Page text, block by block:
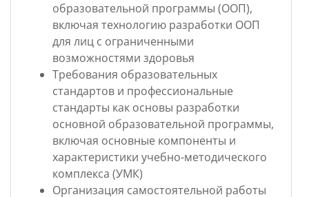
образовательной программы (ООП),
включая технологию разработки ООП
для лиц с ограниченными
возможностями здоровья
Требования образовательных
стандартов и профессиональные
стандарты как основы разработки
основной образовательной программы,
включая основные компоненты и
характеристики учебно-методического
комплекса (УМК)
Организация самостоятельной работы